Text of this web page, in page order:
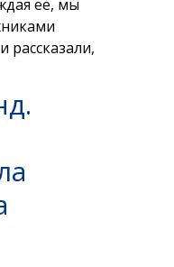
ее, мы
рассказали,
к лучшему.